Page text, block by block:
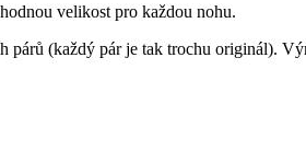
velikost pro každou nohu.
(každý pár je tak trochu originál).